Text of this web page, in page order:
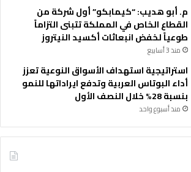
م. أبو هديب: “كيمابكو” أول شركة من
القطاع الخاص في المملكة تتبنى التزاماً
طوعياً لخفض انبعاثات أكسيد النيتروز
منذ 3 أسابيع
استراتيجية استهداف الأسواق النوعية تعزز
أداء البوتاس العربية وتدفع ايراداتها للنمو
بنسبة 28% خلال النصف الأول
منذ أسبوع واحد